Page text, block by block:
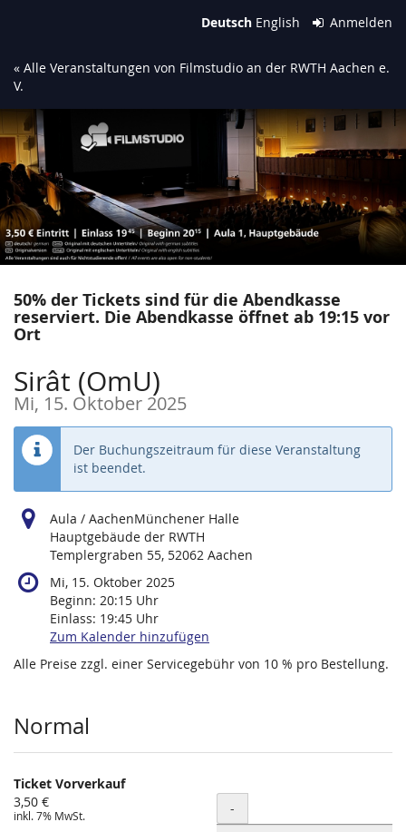
springen
Deutsch English Anmelden
« Alle Veranstaltungen von Filmstudio an der RWTH Aachen e.
V.
50% der Tickets sind für die Abendkasse
reserviert. Die Abendkasse öffnet ab 19:15 vor
Ort
Sirât (OmU)
Mi, 15. Oktober 2025
Der Buchungszeitraum für diese Veranstaltung
ist beendet.
Aula / AachenMünchener Halle
Hauptgebäude der RWTH
Templergraben 55, 52062 Aachen
Mi, 15. Oktober 2025
Beginn: 20:15 Uhr
Einlass: 19:45 Uhr
Zum Kalender hinzufügen
Alle Preise zzgl. einer Servicegebühr von 10 % pro Bestellung.
Produkte
Normal
Ticket Vorverkauf
3,50 €
inkl. 7% MwSt. Menge
-